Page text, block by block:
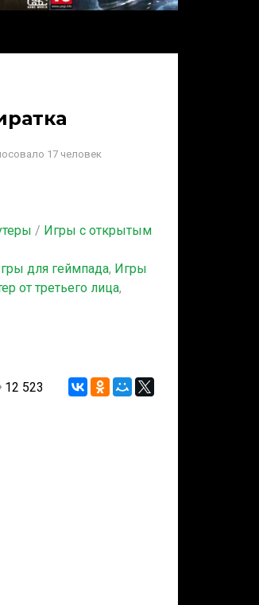
17 человек
/ Игры с открытым
для геймпада, Игры
от третьего лица,
12 523